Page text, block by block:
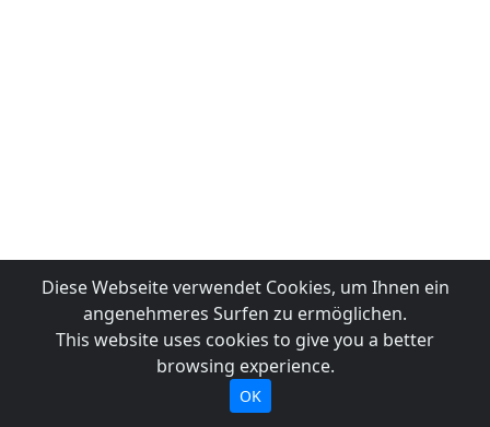
Diese Webseite verwendet Cookies, um Ihnen ein
angenehmeres Surfen zu ermöglichen.
This website uses cookies to give you a better
browsing experience.
OK